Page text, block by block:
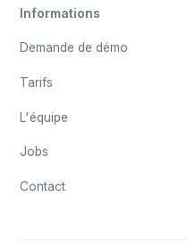
Informations
Demande de démo
Tarifs
L'équipe
Jobs
Contact